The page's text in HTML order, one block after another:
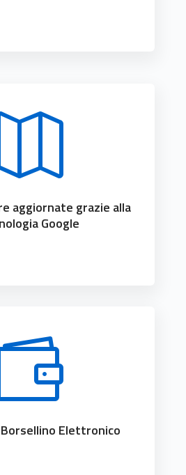

aggiornate grazie alla
Google
Elettronico